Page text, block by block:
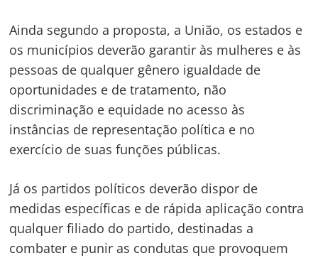
Ainda segundo a proposta, a União, os estados e
os municípios deverão garantir às mulheres e às
pessoas de qualquer gênero igualdade de
oportunidades e de tratamento, não
discriminação e equidade no acesso às
instâncias de representação política e no
exercício de suas funções públicas.
Já os partidos políticos deverão dispor de
medidas específicas e de rápida aplicação contra
qualquer filiado do partido, destinadas a
combater e punir as condutas que provoquem
Navegação
de
Post